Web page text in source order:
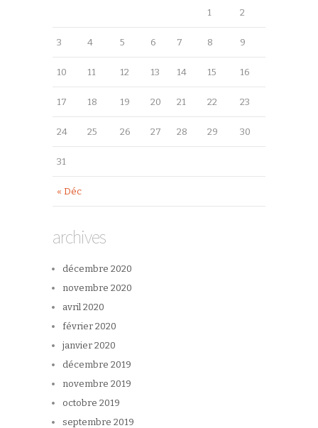
« Déc
1 2
3 4 5 6 7 8 9
10 11 12 13 14 15 16
17 18 19 20 21 22 23
24 25 26 27 28 29 30
31
archives
décembre 2020
novembre 2020
avril 2020
février 2020
janvier 2020
décembre 2019
novembre 2019
octobre 2019
septembre 2019